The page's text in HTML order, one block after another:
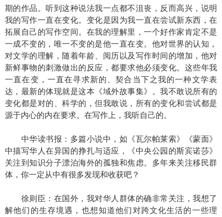
期的作品。听到这种说法我一点都不沮丧，反而高兴，说明
我的写作一直在变化。变化是因为我一直在尝试新东西，在
拓展自己的写作空间。在我的理解里，一个好作家肯定不是
一成不变的，唯一不变的是他一直在变。他对世界的认知，
对文学的理解，随着年龄、阅历以及写作时间的增加，他对
新鲜事物的刺激做出的反应，都要求他必须变化。这些年我
一直在变，一直在寻求新的、契合当下之我的一种文学表
达，最新的体现就是这本《域外故事集》。我不敢说所有的
变化都是对的、科学的，但我敢说，所有的变化和尝试都是
源于内心的内在要求。在写作上，我听自己的。
中华读书报：多篇小说中，如《瓦尔帕莱索》《蒙面》
中描写华人在异国的挣扎与适应，《中央公园的斯宾诺莎》
关注到知识分子漂泊海外的孤独和焦虑。多年来关注移民群
体，你一定从中有很多发现和收获吧？
徐则臣：在国外，我对华人群体的确非常关注，我想了
解他们的生存境遇，也想知道他们对跨文化生活的一些理